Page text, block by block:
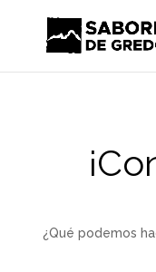
¿Qué podemos